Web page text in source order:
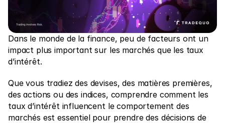
Forex
Métaux
Indices
Actions
Énergies
Dans le monde de la finance, peu de facteurs ont un
impact plus important sur les marchés que les taux
d’intérêt.
Que vous tradiez des devises, des matières premières,
des actions ou des indices, comprendre comment les
taux d’intérêt influencent le comportement des
marchés est essentiel pour prendre des décisions de